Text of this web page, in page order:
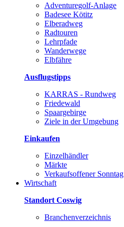
Adventuregolf-Anlage
Badesee Kötitz
Elberadweg
Radtouren
Lehrpfade
Wanderwege
Elbfähre
Ausflugstipps
KARRAS - Rundweg
Friedewald
Spaargebirge
Ziele in der Umgebung
Einkaufen
Einzelhändler
Märkte
Verkaufsoffener Sonntag
Wirtschaft
Standort Coswig
Branchenverzeichnis